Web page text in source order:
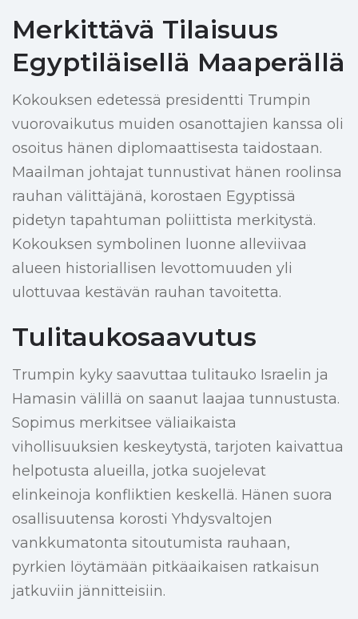
Merkittävä Tilaisuus
Egyptiläisellä Maaperällä
Kokouksen edetessä presidentti Trumpin
vuorovaikutus muiden osanottajien kanssa oli
osoitus hänen diplomaattisesta taidostaan.
Maailman johtajat tunnustivat hänen roolinsa
rauhan välittäjänä, korostaen Egyptissä
pidetyn tapahtuman poliittista merkitystä.
Kokouksen symbolinen luonne alleviivaa
alueen historiallisen levottomuuden yli
ulottuvaa kestävän rauhan tavoitetta.
Tulitaukosaavutus
Trumpin kyky saavuttaa tulitauko Israelin ja
Hamasin välillä on saanut laajaa tunnustusta.
Sopimus merkitsee väliaikaista
vihollisuuksien keskeytystä, tarjoten kaivattua
helpotusta alueilla, jotka suojelevat
elinkeinoja konfliktien keskellä. Hänen suora
osallisuutensa korosti Yhdysvaltojen
vankkumatonta sitoutumista rauhaan,
pyrkien löytämään pitkäaikaisen ratkaisun
jatkuviin jännitteisiin.